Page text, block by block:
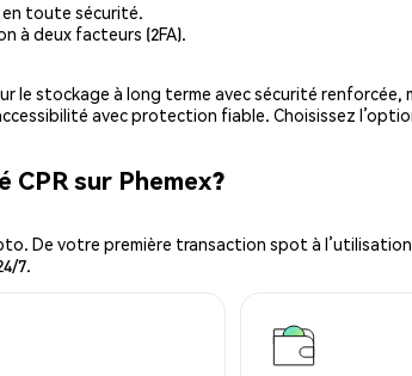
en toute sécurité.
à deux facteurs (2FA).
le stockage à long terme avec sécurité
avec protection fiable. Choisissez
sur Phemex?
De votre première transaction spot à
7.